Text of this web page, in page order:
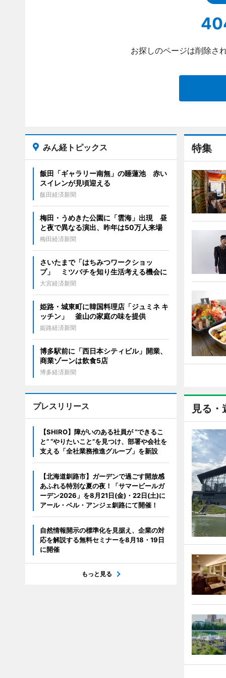
お探しのページは削除さ
特集
見る・
みん経トピックス
飯田「ギャラリー南無」の睡蓮池 赤い
スイレンが見頃迎える
飯田経済新聞
梅田・うめきた公園に「雲海」出現 昼
と夜で異なる演出、昨年は50万人来場
梅田経済新聞
さいたまで「はちみつワークショッ
プ」 ミツバチを知り生活考える機会に
大宮経済新聞
姫路・城東町に韓国料理店「ジュミネ キ
ッチン」 釜山の家庭の味を提供
姫路経済新聞
博多駅前に「西日本シティビル」開業、
商業ゾーンは飲食5店
博多経済新聞
プレスリリース
【SHIRO】障がいのある社員が “できるこ
と” “やりたいこと”を見つけ、部署や会社を
支える「全社業務推進グループ」を新設
【北海道釧路市】ガーデンで過ごす開放感
あふれる特別な夏の夜！「サマービールガ
ーデン2026」を8月21日(金)・22日(土)に
アール・ベル・アンジェ釧路にて開催！
自然情報開示の標準化を見据え、企業の対
応を解説する無料セミナーを8月18・19日
に開催
もっと見る